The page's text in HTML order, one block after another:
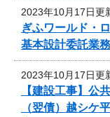
2023年10月17日更
ぎふワールド・
基本設計委託業務
2023年10月17日更
【建設工事】公
（翌債）越シケ